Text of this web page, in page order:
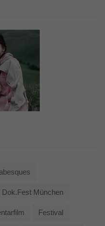
Dok.fest München
Festival